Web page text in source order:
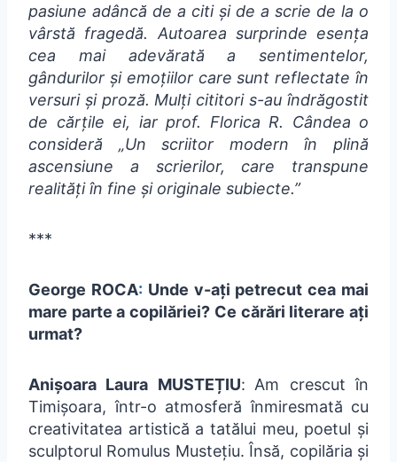
pasiune adâncă de a citi și de a scrie de la o
vârstă fragedă. Autoarea surprinde esența
cea mai adevărată a sentimentelor,
gândurilor și emoțiilor care sunt reflectate în
versuri și proză. Mulți cititori s-au îndrăgostit
de cărțile ei, iar prof. Florica R. Cândea o
consideră „Un scriitor modern în plină
ascensiune a scrierilor, care transpune
realități în fine și originale subiecte.”
***
George ROCA: Unde v-ați petrecut cea mai
mare parte a copilăriei? Ce cărări literare ați
urmat?
Anișoara Laura MUSTEȚIU: Am crescut în
Timișoara, într-o atmosferă înmiresmată cu
creativitatea artistică a tatălui meu, poetul și
sculptorul Romulus Mustețiu. Însă, copilăria și